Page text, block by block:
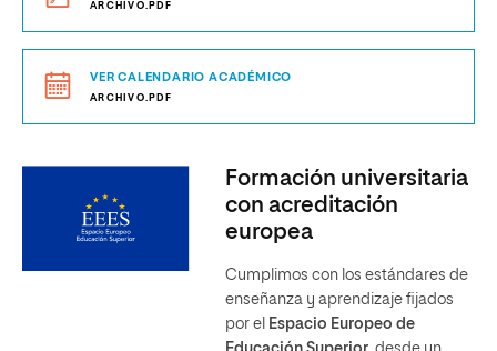
ARCHIVO.PDF
VER CALENDARIO ACADÉMICO
ARCHIVO.PDF
Formación universitaria
con acreditación
europea
Cumplimos con los estándares de
enseñanza y aprendizaje fijados
por el Espacio Europeo de